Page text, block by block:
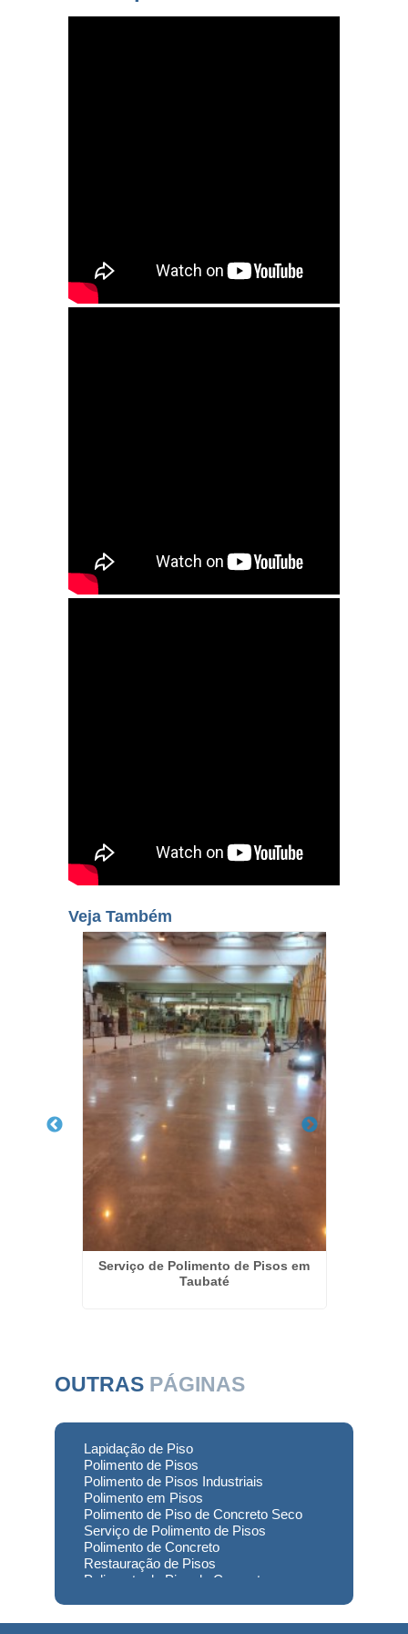
Veja Também
Serviço de Polimento de Pisos em
Taubaté
OUTRAS PÁGINAS
Lapidação de Piso
Polimento de Pisos
Polimento de Pisos Industriais
Polimento em Pisos
Polimento de Piso de Concreto Seco
Serviço de Polimento de Pisos
Polimento de Concreto
Restauração de Pisos
Polimento de Piso de Concreto
Preço